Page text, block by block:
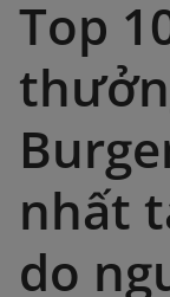
Top
nhất
do